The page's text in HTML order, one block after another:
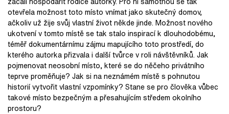
otevřela možnost toto místo vnímat jako skutečný domov,
ačkoliv už žije svůj vlastní život někde jinde. Možnost nového
ukotvení v tomto místě se tak stalo inspirací k dlouhodobému,
téměř dokumentárnímu zájmu mapujícího toto prostředí, do
kterého autorka přizvala i další tvůrce v roli návštěvníků. Jak
pojmenovat neosobní místo, které se do něčeho privátního
teprve proměňuje? Jak si na neznámém místě s pohnutou
historií vytvořit vlastní vzpomínky? Stane se pro člověka vůbec
takové místo bezpečným a přesahujícím středem okolního
prostoru?